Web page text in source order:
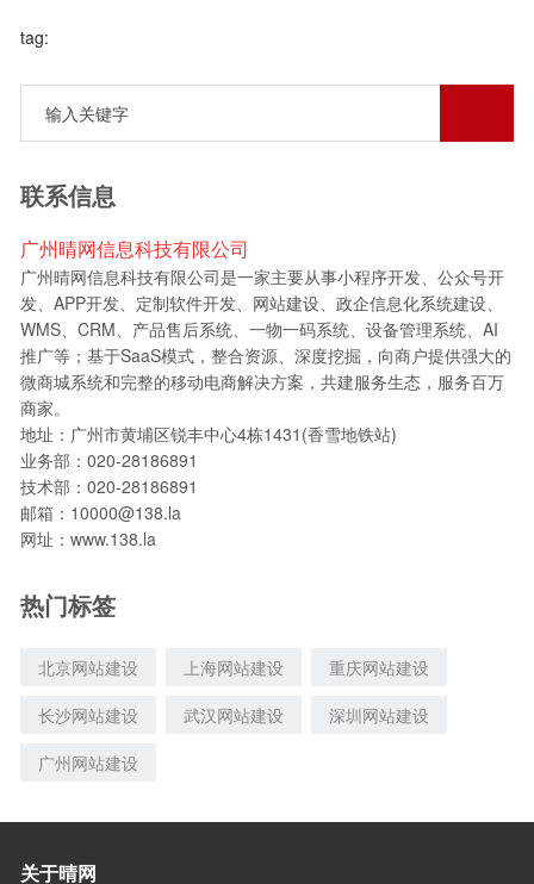
tag:
联系信息
广州晴网信息科技有限公司
广州晴网信息科技有限公司是一家主要从事小程序开发、公众号开
发、APP开发、定制软件开发、网站建设、政企信息化系统建设、
WMS、CRM、产品售后系统、一物一码系统、设备管理系统、AI
推广等；基于SaaS模式，整合资源、深度挖掘，向商户提供强大的
微商城系统和完整的移动电商解决方案，共建服务生态，服务百万
商家。
地址：广州市黄埔区锐丰中心4栋1431(香雪地铁站)
业务部：020-28186891
技术部：020-28186891
邮箱：10000@138.la
网址：www.138.la
热门标签
北京网站建设 上海网站建设
重庆网站建设
长沙网站建设
武汉网站建设
深圳网站建设
广州网站建设
关于晴网